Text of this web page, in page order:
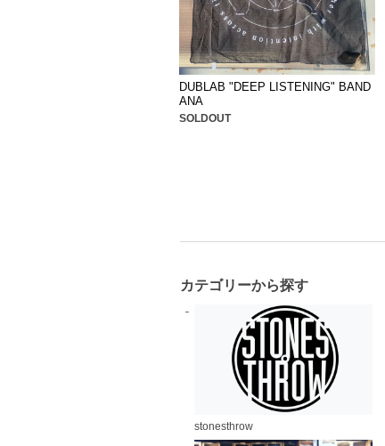
DUBLAB "DEEP LISTENING" BAND
ANA
SOLDOUT
カテゴリーから探す
stonesthrow